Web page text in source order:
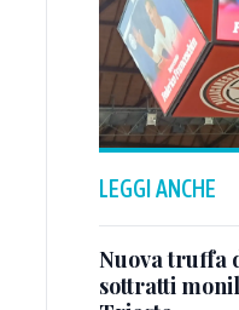
LEGGI ANCHE
Nuova truffa
sottratti